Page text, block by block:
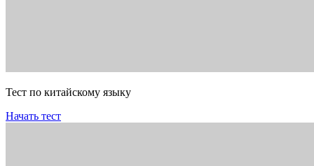
Тест по китайскому языку
Начать тест